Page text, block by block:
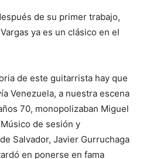
de su primer trabajo,
ya es un clásico en el
de este guitarrista hay que
Venezuela, a nuestra escena
70, monopolizaban Miguel
de sesión y
Salvador, Javier Gurruchaga
en ponerse en fama